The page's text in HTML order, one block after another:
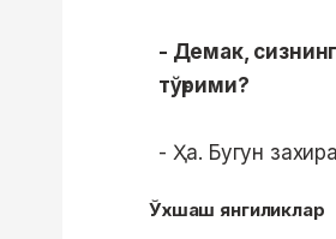
- Демак,
тўғрими?
- Ҳа. Бугун
Ўхшаш янгиликлар